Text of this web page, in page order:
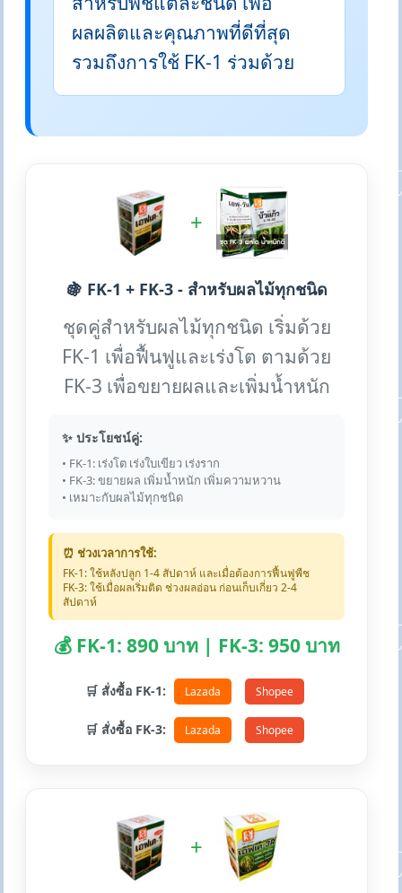
ผลผลิตและคุณภาพที่ดีที่สุด
รวมถึงการใช้ FK-1 ร่วมด้วย
+
🍇 FK-1 + FK-3 - สำหรับผลไม้ทุกชนิด
ชุดคู่สำหรับผลไม้ทุกชนิด เริ่มด้วย
FK-1 เพื่อฟื้นฟูและเร่งโต ตามด้วย
FK-3 เพื่อขยายผลและเพิ่มน้ำหนัก
✨ ประโยชน์คู่:
• FK-1: เร่งโต เร่งใบเขียว เร่งราก
• FK-3: ขยายผล เพิ่มน้ำหนัก เพิ่มความหวาน
• เหมาะกับผลไม้ทุกชนิด
⏰ ช่วงเวลาการใช้:
FK-1: ใช้หลังปลูก 1-4 สัปดาห์ และเมื่อต้องการฟื้นฟูพืช
FK-3: ใช้เมื่อผลเริ่มติด ช่วงผลอ่อน ก่อนเก็บเกี่ยว 2-4
สัปดาห์
💰 FK-1: 890 บาท | FK-3: 950 บาท
🛒 สั่งซื้อ FK-1: Lazada Shopee
🛒 สั่งซื้อ FK-3: Lazada Shopee
+